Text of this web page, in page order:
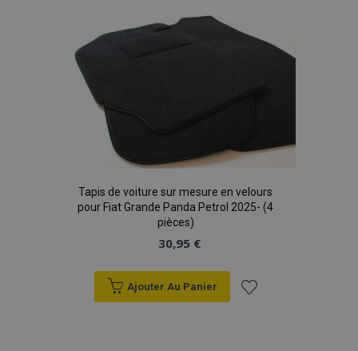
liste
d'achats
Tapis de voiture sur mesure en velours
pour Fiat Grande Panda Petrol 2025- (4
pièces)
30,95 €
Ajouter Au Panier